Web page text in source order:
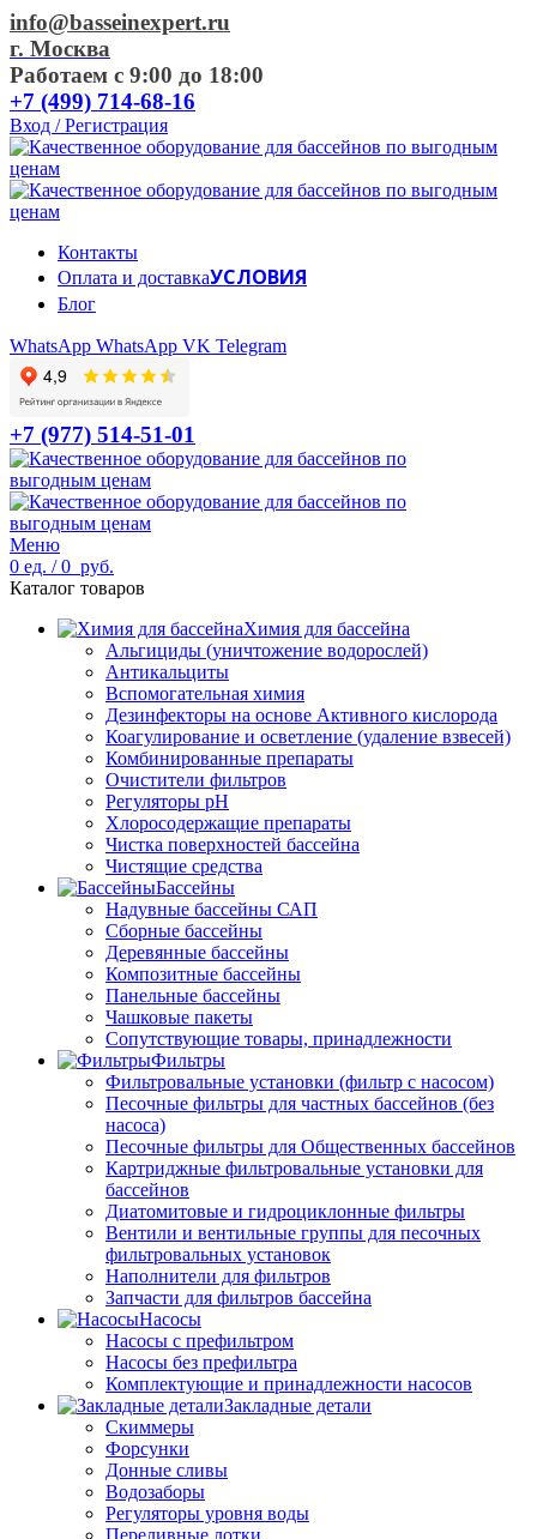
info@basseinexpert.ru
г. Москва
Работаем с 9:00 до 18:00
+7 (499) 714-68-16
Вход / Регистрация
Контакты
Оплата и доставкаУСЛОВИЯ
Блог
WhatsApp WhatsApp VK Telegram
+7 (977) 514-51-01
Меню
0 ед. / 0 руб.
Каталог товаров
Химия для бассейна
Альгициды (уничтожение водорослей)
Антикальциты
Вспомогательная химия
Дезинфекторы на основе Активного кислорода
Коагулирование и осветление (удаление взвесей)
Комбинированные препараты
Очистители фильтров
Регуляторы pH
Хлоросодержащие препараты
Чистка поверхностей бассейна
Чистящие средства
Бассейны
Надувные бассейны САП
Сборные бассейны
Деревянные бассейны
Композитные бассейны
Панельные бассейны
Чашковые пакеты
Сопутствующие товары, принадлежности
Фильтры
Фильтровальные установки (фильтр с насосом)
Песочные фильтры для частных бассейнов (без
насоса)
Песочные фильтры для Общественных бассейнов
Картриджные фильтровальные установки для
бассейнов
Диатомитовые и гидроциклонные фильтры
Вентили и вентильные группы для песочных
фильтровальных установок
Наполнители для фильтров
Запчасти для фильтров бассейна
Насосы
Насосы с префильтром
Насосы без префильтра
Комплектующие и принадлежности насосов
Закладные детали
Скиммеры
Форсунки
Донные сливы
Водозаборы
Регуляторы уровня воды
Переливные лотки